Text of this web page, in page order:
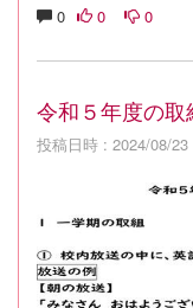
0 0 0
令和５年度の取
投稿日時 : 2024/08/23